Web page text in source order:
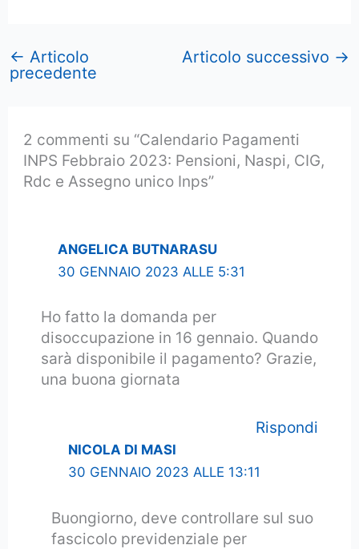
← Articolo
precedente
Articolo successivo →
2 commenti su “Calendario Pagamenti
INPS Febbraio 2023: Pensioni, Naspi, CIG,
Rdc e Assegno unico Inps”
ANGELICA BUTNARASU
30 GENNAIO 2023 ALLE 5:31
Ho fatto la domanda per
disoccupazione in 16 gennaio. Quando
sarà disponibile il pagamento? Grazie,
una buona giornata
Rispondi
NICOLA DI MASI
30 GENNAIO 2023 ALLE 13:11
Buongiorno, deve controllare sul suo
fascicolo previdenziale per